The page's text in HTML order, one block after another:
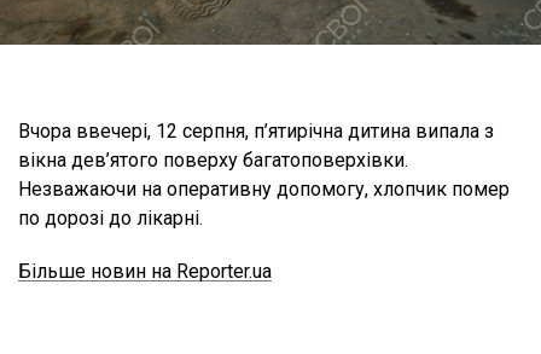
Вчора ввечері, 12 серпня, п’ятирічна дитина випала з
вікна дев’ятого поверху багатоповерхівки.
Незважаючи на оперативну допомогу, хлопчик помер
по дорозі до лікарні.
Більше новин на Reporter.ua